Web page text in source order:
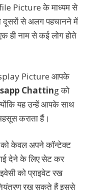
Picture के माध्यम से
से अलग पहचानने में
ही नाम से कई लोग होते
Picture आपके
Chatting को
यह उन्हें आपके साथ
कराता हैं।
केवल अपने कॉन्टेक्ट
देने के लिए सेट कर
को प्राइवेट रख
रख सकते हैं इससे